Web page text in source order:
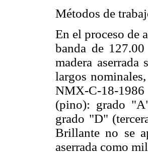
Métodos de
En el proceso de
banda de
madera
largos
NMX-C-18-
(pino): grado
grado "D"
Brillante no se
aserrada como